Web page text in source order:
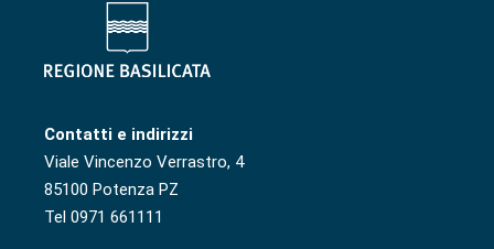
Contatti e indirizzi
Viale Vincenzo Verrastro, 4
85100 Potenza PZ
Tel 0971 661111